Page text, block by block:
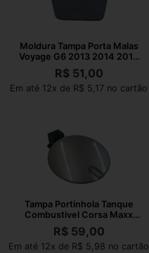
Moldura Tampa Porta Malas
Voyage G6 2013 2014 2015
2016
R$51,00
Em até 12x de R$ 5,17 no cartão
Tampa Portinhola Tanque
Combustivel Corsa Maxx
2004 A 2012
R$59,00
Em até 12x de R$ 5,98 no cartão